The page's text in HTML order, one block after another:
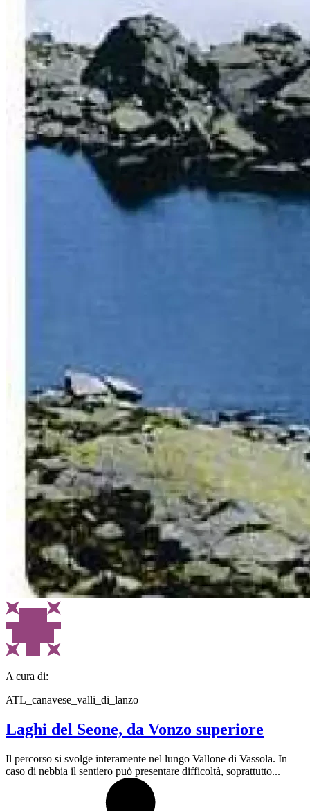
A cura di:
ATL_canavese_valli_di_lanzo
Laghi del Seone, da Vonzo superiore
Il percorso si svolge interamente nel lungo Vallone di Vassola. In
caso di nebbia il sentiero può presentare difficoltà, soprattutto...